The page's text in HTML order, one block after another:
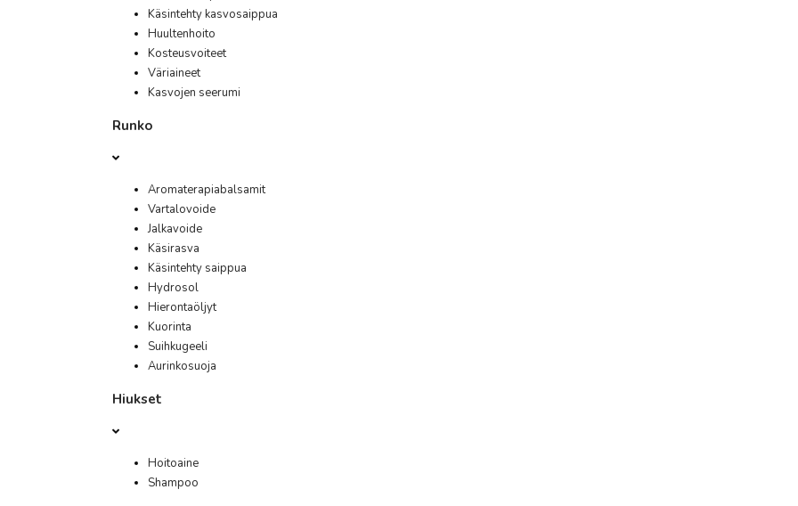
Käsintehty kasvosaippua
Huultenhoito
Kosteusvoiteet
Väriaineet
Kasvojen seerumi
Runko
Aromaterapiabalsamit
Vartalovoide
Jalkavoide
Käsirasva
Käsintehty saippua
Hydrosol
Hierontaöljyt
Kuorinta
Suihkugeeli
Aurinkosuoja
Hiukset
Hoitoaine
Shampoo